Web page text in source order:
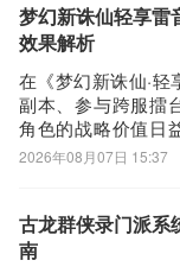
降低角色培养门槛
进入路径与高效探
的前提，是触发
梦幻新诛仙轻享雷
效果解析
在《梦幻新诛仙·
副本、参与跨服擂
角色的战略价值日
初入游戏便关注“雷
厘清其所属门派与
下两大核心流派之
2026年08月07日 15:37
古龙群侠录门派系
南